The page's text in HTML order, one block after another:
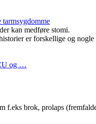
tarmsygdomme
kan medføre stomi.
er forskellige og
og …
f.eks brok, prolaps